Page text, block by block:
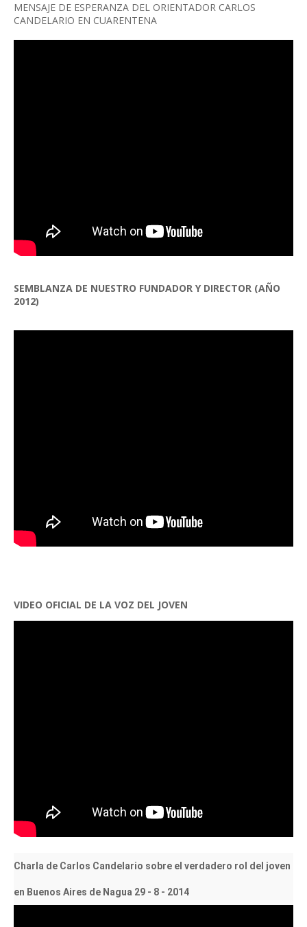
MENSAJE DE ESPERANZA DEL ORIENTADOR CARLOS
CANDELARIO EN CUARENTENA
SEMBLANZA DE NUESTRO FUNDADOR Y DIRECTOR (AÑO
2012)
VIDEO OFICIAL DE LA VOZ DEL JOVEN
Charla de Carlos Candelario sobre el verdadero rol del joven
en Buenos Aires de Nagua 29 - 8 - 2014